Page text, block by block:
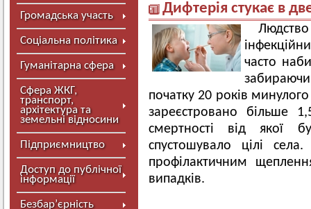
Громадська участь
Соціальна політика
Гуманітарна сфера
Сфера ЖКГ,
транспорт,
архітектура та
земельні відносини
Підприємництво
Доступ до публічної
інформації
Безбар’єрність
Дифтерія стукає в
Людство
часто
забираючи
початку 20 років минулого
зареєстровано більше
смертності від якої
спустошувало цілі
профілактичним
випадків.